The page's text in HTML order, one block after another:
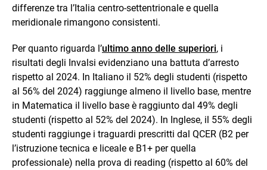
differenze tra l’Italia centro-settentrionale e quella
meridionale rimangono consistenti.
Per quanto riguarda l’ultimo anno delle superiori, i
risultati degli Invalsi evidenziano una battuta d’arresto
rispetto al 2024. In Italiano il 52% degli studenti (rispetto
al 56% del 2024) raggiunge almeno il livello base, mentre
in Matematica il livello base è raggiunto dal 49% degli
studenti (rispetto al 52% del 2024). In Inglese, il 55% degli
studenti raggiunge i traguardi prescritti dal QCER (B2 per
l’istruzione tecnica e liceale e B1+ per quella
professionale) nella prova di reading (rispetto al 60% del